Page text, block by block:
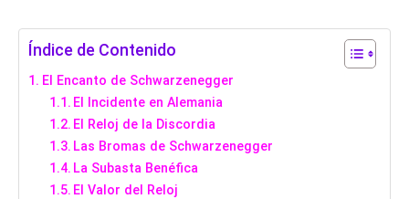
Índice de Contenido
El Encanto de Schwarzenegger
El Incidente en Alemania
El Reloj de la Discordia
Las Bromas de Schwarzenegger
La Subasta Benéfica
El Valor del Reloj